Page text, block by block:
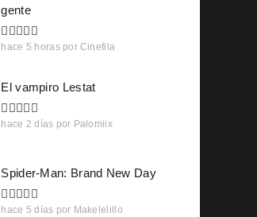
gente
hace 5 horas por Cinefila
El vampiro Lestat
hace 2 días por Palomiix
Spider-Man: Brand New Day
hace 5 días por Makelelillo